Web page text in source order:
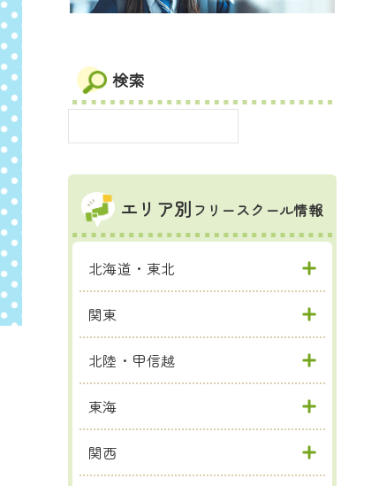
検索
エリア別 フリースクール情報
北海道・東北
関東
北陸・甲信越
東海
関西